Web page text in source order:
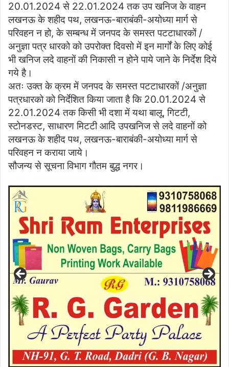
20.01.2024 से 22.01.2024 तक उप खनिज के वाहन
लखनऊ के शहीद पथ, लखनऊ-बाराबंकी-अयोध्या मार्ग से
परिवहन न हो, के सम्बन्ध में जनपद के समस्त पटटाधारकों /
अनुज्ञा पत्र धारको को उपरोक्त दिवसो में इन मार्गों के लिए कोई
भी खनिज लदे वाहनों की निकासी न होने पाये जाने के निर्देश दिये
गये है।
अतः उक्त के क्रम में जनपद के समस्त पटटाधारकों /अनुज्ञा
पत्रधारको को निर्देशित किया जाता है कि 20.01.2024 से
22.01.2024 तक किसी भी दशा में यथा बालू, गिटटी,
स्टोनडस्ट, साधारण मिटटी आदि उपखनिज से लदे वाहनों को
लखनऊ के शहीद पथ, लखनऊ-बाराबंकी-अयोध्या मार्ग से
परिवहन न कराया जाये।
सौजन्य से सूचना विभाग गौतम बुद्ध नगर।